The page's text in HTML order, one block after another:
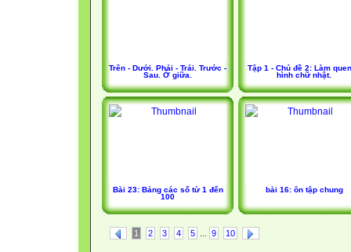
Trên - Dưới. Phải - Trái. Trước -
Sau. Ở giữa.
Tập 1 - Chủ đề 2: Làm
hình chữ nhật.
Bài 23: Bảng các số từ 1 đến
100
bài 16: ôn tập chung
1 2 3 4 5 ... 9 10